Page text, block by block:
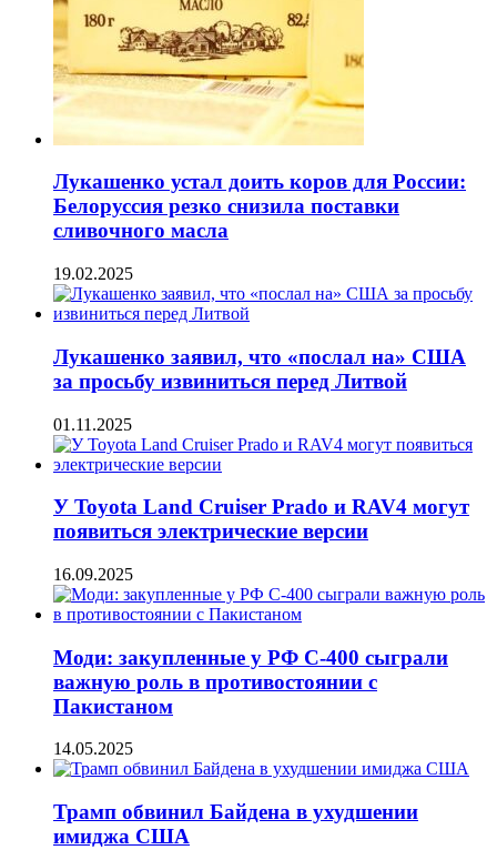
Лукашенко устал доить коров для России:
Белоруссия резко снизила поставки
сливочного масла
19.02.2025
Лукашенко заявил, что «послал на» США
за просьбу извиниться перед Литвой
01.11.2025
У Toyota Land Cruiser Prado и RAV4 могут
появиться электрические версии
16.09.2025
Моди: закупленные у РФ С-400 сыграли
важную роль в противостоянии с
Пакистаном
14.05.2025
Трамп обвинил Байдена в ухудшении
имиджа США